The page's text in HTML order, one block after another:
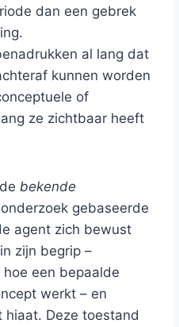
dan een gebrek
al lang dat
kunnen worden
of
ze zichtbaar heeft
bekende
gebaseerde
agent zich bewust
zijn begrip –
een bepaalde
werkt – en
Deze toestand